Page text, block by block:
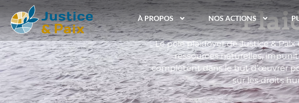
À PROPOS NOS ACTIONS
Le pôle plaidoyer de Justice &
ressources naturelles,
complètent dans le but d’œuvrer
sur les droits